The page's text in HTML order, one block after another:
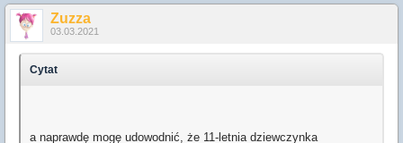
Zuzza
03.03.2021
Cytat
a naprawdę mogę udowodnić, że 11-letnia dziewczynka